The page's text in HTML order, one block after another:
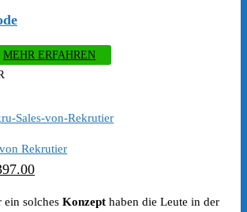
MEHR ERFAHREN
Rekrutier
Aktueller
solches Konzept haben die Leute in der